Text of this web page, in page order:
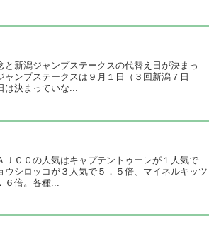
新潟ジャンプステークスの代替え日が決まっ
ンプステークスは９月１日（３回新潟７日
は決まっていな...
ＣＣの人気はキャプテントゥーレが１人気で
シロッコが３人気で５．５倍、マイネルキッツ
倍。各種...